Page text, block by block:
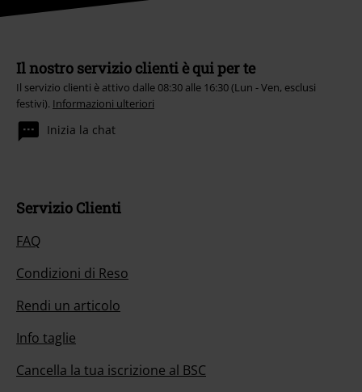
Il nostro servizio clienti è qui per te
Il servizio clienti è attivo dalle 08:30 alle 16:30 (Lun - Ven, esclusi
festivi). Informazioni ulteriori
Inizia la chat
Servizio Clienti
FAQ
Condizioni di Reso
Rendi un articolo
Info taglie
Cancella la tua iscrizione al BSC